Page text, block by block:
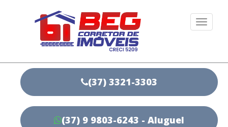
(37) 3321-3303
(37) 9 9803-6243 - Aluguel